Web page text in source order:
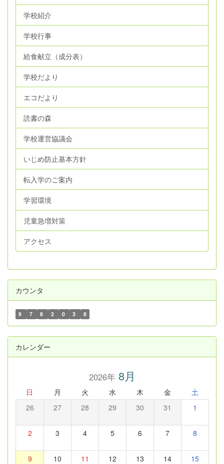
学校紹介
学校行事
給食献立（成分表）
学校だより
エコだより
読書の森
学校運営協議会
いじめ防止基本方針
転入学のご案内
学習環境
児童急増対策
アクセス
カウンタ
9 7 8 2 0 3 8
カレンダー
2026年8月
日 月 火 水 木 金 土
26 27 28 29 30 31 1
2 3 4 5 6 7 8
9 10 11 12 13 14 15